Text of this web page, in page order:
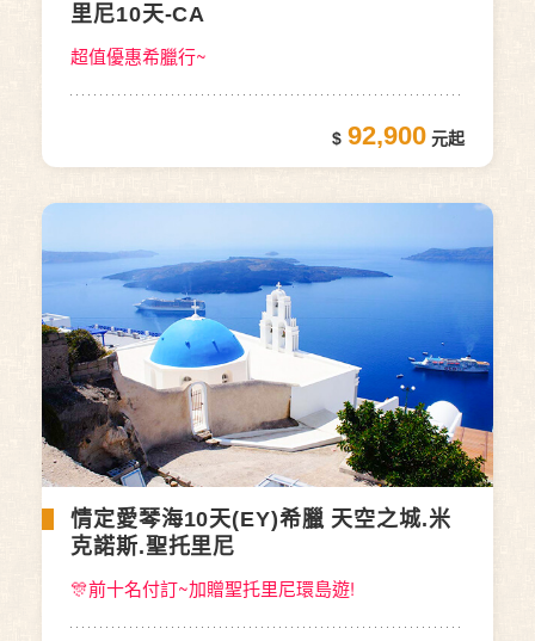
里尼10天-CA
超值優惠希臘行~
92,900
情定愛琴海10天(EY)希臘 天空之城.米
克諾斯.聖托里尼
🎊前十名付訂~加贈聖托里尼環島遊!